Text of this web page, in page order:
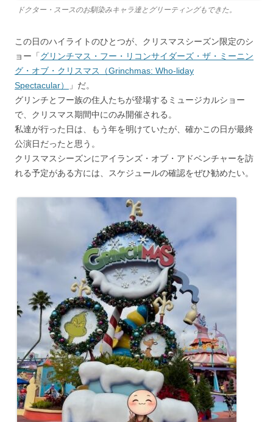
ドクター・スースのお馴染みキャラ達とグリーティングもできた。
この日のハイライトのひとつが、クリスマスシーズン限定のシ
ョー「グリンチマス・フー・リコンサイダーズ・ザ・ミーニン
グ・オブ・クリスマス（Grinchmas: Who-liday
Spectacular）
」だ。
グリンチとフー族の住人たちが登場するミュージカルショー
で、クリスマス期間中にのみ開催される。
私達が行った日は、もう年を明けていたが、確かこの日が最終
公演日だったと思う。
クリスマスシーズンにアイランズ・オブ・アドベンチャーを訪
れる予定がある方には、スケジュールの確認をぜひ勧めたい。